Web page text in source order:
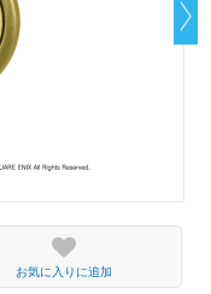
お気に入りに追加